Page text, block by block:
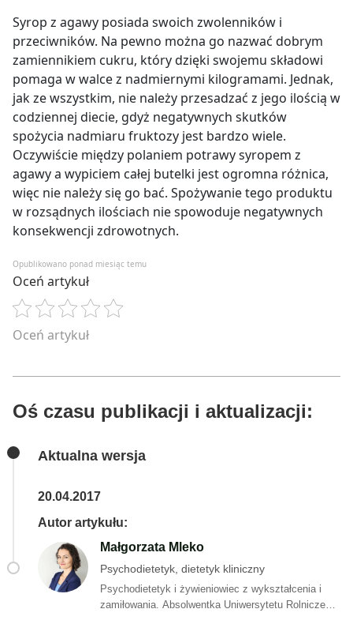
Syrop z agawy posiada swoich zwolenników i
przeciwników. Na pewno można go nazwać dobrym
zamiennikiem cukru, który dzięki swojemu składowi
pomaga w walce z nadmiernymi kilogramami. Jednak,
jak ze wszystkim, nie należy przesadzać z jego ilością w
codziennej diecie, gdyż negatywnych skutków
spożycia nadmiaru fruktozy jest bardzo wiele.
Oczywiście między polaniem potrawy syropem z
agawy a wypiciem całej butelki jest ogromna różnica,
więc nie należy się go bać. Spożywanie tego produktu
w rozsądnych ilościach nie spowoduje negatywnych
konsekwencji zdrowotnych.
Opublikowano ponad miesiąc temu
Oceń artykuł
Oceń artykuł
Oś czasu publikacji i aktualizacji:
Aktualna wersja
20.04.2017
Autor artykułu:
Małgorzata Mleko
Psychodietetyk, dietetyk kliniczny
Psychodietetyk i żywieniowiec z wykształcenia i
zamiłowania. Absolwentka Uniwersytetu Rolniczego